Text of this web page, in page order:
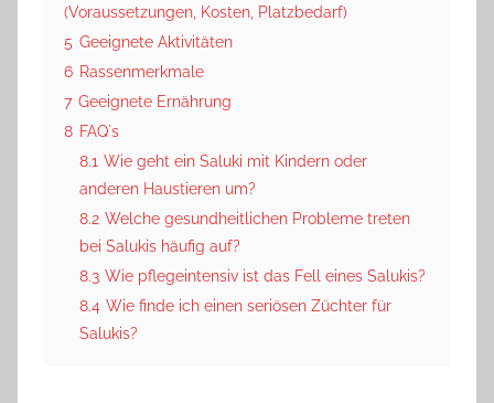
(Voraussetzungen, Kosten, Platzbedarf)
5 Geeignete Aktivitäten
6 Rassenmerkmale
7 Geeignete Ernährung
8 FAQ`s
8.1 Wie geht ein Saluki mit Kindern oder
anderen Haustieren um?
8.2 Welche gesundheitlichen Probleme treten
bei Salukis häufig auf?
8.3 Wie pflegeintensiv ist das Fell eines Salukis?
8.4 Wie finde ich einen seriösen Züchter für
Salukis?